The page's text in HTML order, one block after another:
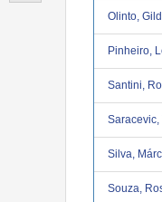
Olinto,
Pinheiro,
Santini,
Saracevic,
Silva,
Souza,